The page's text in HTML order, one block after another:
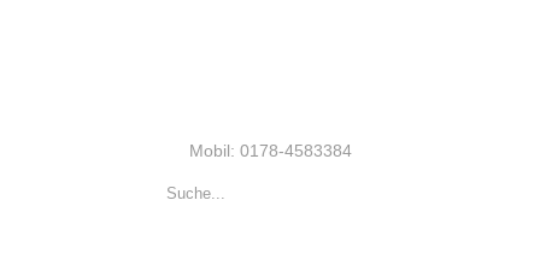
Mobil: 0178-4583384